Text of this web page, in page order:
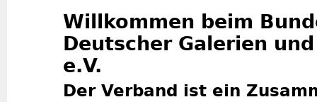
Willkommen beim
Deutscher Galerien
e.V.
Der Verband ist ein